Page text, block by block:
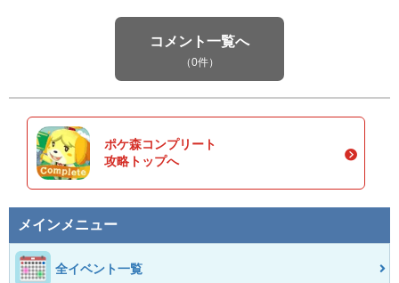
コメント一覧へ
（0件）
ポケ森コンプリート
攻略トップへ
メインメニュー
全イベント一覧